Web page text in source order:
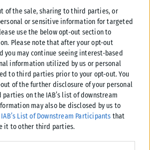
of the sale, sharing to third parties, or
or sensitive information for targeted
use the below opt-out section to
Please note that after your opt-out
you may continue seeing interest-based
information utilized by us or personal
to third parties prior to your opt-out. You
of the further disclosure of your personal
on the IAB’s list of downstream
may also be disclosed by us to
IAB’s List of Downstream Participants that
it to other third parties.
website/app uses one or more Google